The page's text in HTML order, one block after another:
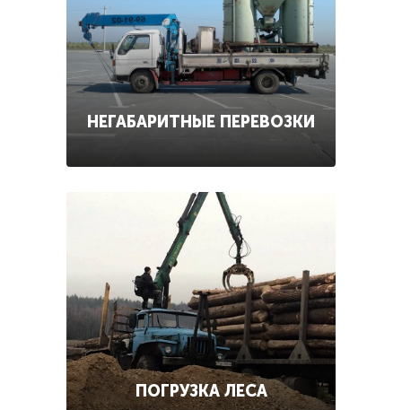
НЕГАБАРИТНЫЕ ПЕРЕВОЗКИ
ПОГРУЗКА ЛЕСА